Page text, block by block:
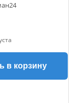
в корзину